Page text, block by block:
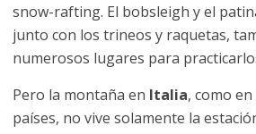
snow-rafting. El bobsleigh y el
junto con los trineos y raquetas,
numerosos lugares para
Pero la montaña en Italia, como
países, no vive solamente la